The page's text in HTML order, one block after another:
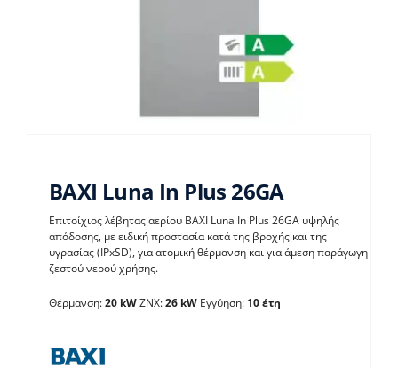
BAXI Luna In Plus
26GA
BAXI Luna In Plus 26GA
Επιτοίχιος λέβητας αερίου BAXI Luna In Plus 26GA υψηλής
απόδοσης, με ειδική προστασία κατά της βροχής και της
υγρασίας (IPxSD), για ατομική θέρμανση και για άμεση παράγωγη
ζεστού νερού χρήσης.
Θέρμανση:20 kWΖΝΧ:26 kWΕγγύηση: 10 έτη